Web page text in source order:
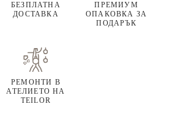
БЕЗПЛАТНА
ДОСТАВКА
ПРЕМИУМ
ОПАКОВКА ЗА
ПОДАРЪК
РЕМОНТИ В
АТЕЛИЕТО НА
TEILOR